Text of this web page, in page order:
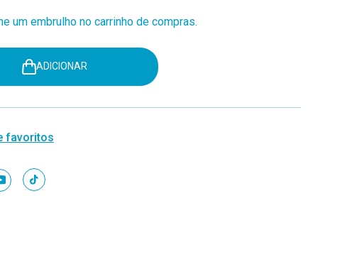
um embrulho no carrinho de compras.
ADICIONAR
favoritos